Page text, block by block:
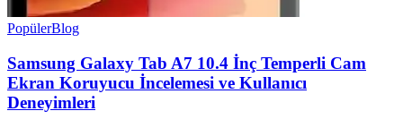
PopülerBlog
Samsung Galaxy Tab A7 10.4 İnç Temperli Cam
Ekran Koruyucu İncelemesi ve Kullanıcı
Deneyimleri